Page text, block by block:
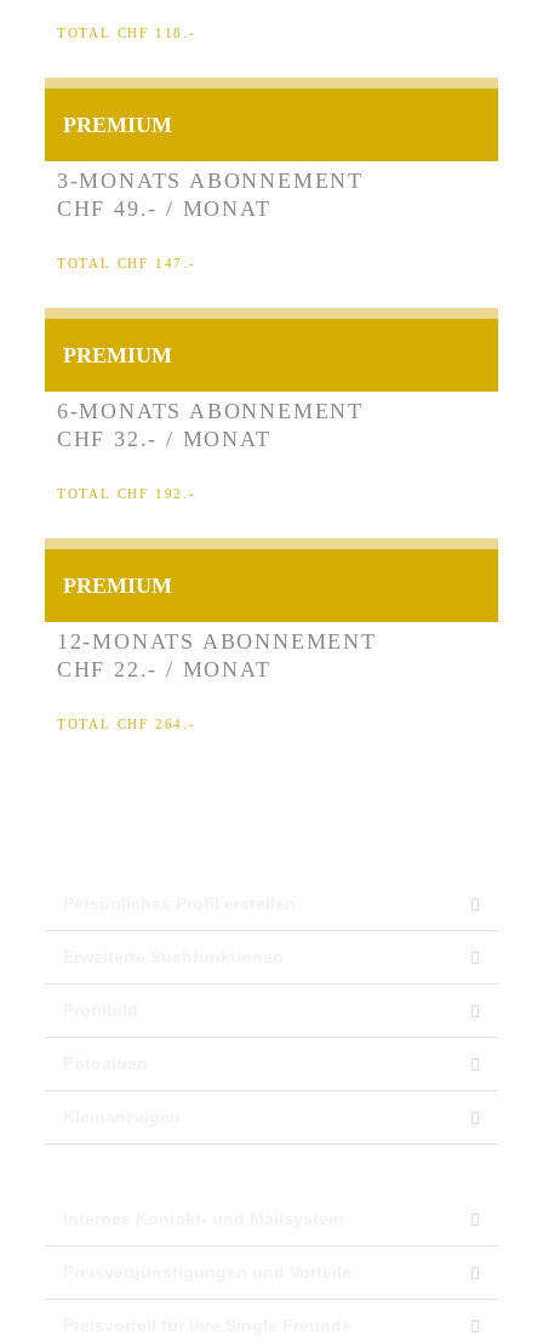
TOTAL CHF 118.-
PREMIUM
3-MONATS ABONNEMENT
CHF 49.- / MONAT
TOTAL CHF 147.-
PREMIUM
6-MONATS ABONNEMENT
CHF 32.- / MONAT
TOTAL CHF 192.-
PREMIUM
12-MONATS ABONNEMENT
CHF 22.- / MONAT
TOTAL CHF 264.-